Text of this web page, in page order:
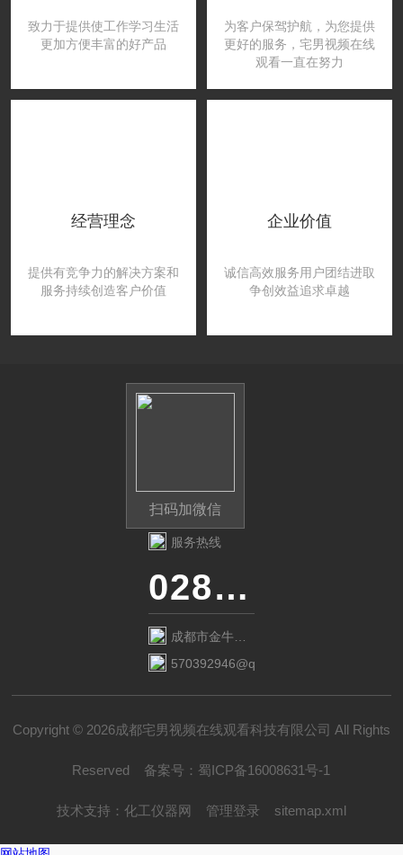
致力于提供使工作学习生活
更加方便丰富的好产品
为客户保驾护航，为您提供
更好的服务，宅男视频在线
观看一直在努力
经营理念
提供有竞争力的解决方案和
服务持续创造客户价值
企业价值
诚信高效服务用户团结进取
争创效益追求卓越
扫码加微信
服务热线
028-87741718
成都市金牛区
金府路799号1
570392946@qq.com
Copyright © 2026成都宅男视频在线观看科技有限公司 All Rights
Reserved 备案号： 蜀ICP备16008631号-1
技术支持： 化工仪器网 管理登录 sitemap.xml